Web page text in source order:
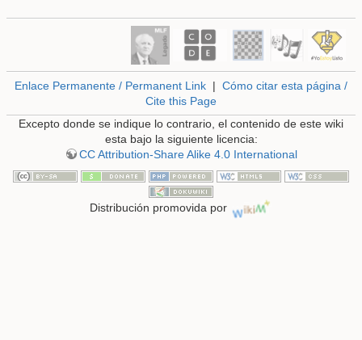
Enlace Permanente / Permanent Link | Cómo citar esta página /
Cite this Page
Excepto donde se indique lo contrario, el contenido de este wiki
esta bajo la siguiente licencia:
CC Attribution-Share Alike 4.0 International
Distribución promovida por